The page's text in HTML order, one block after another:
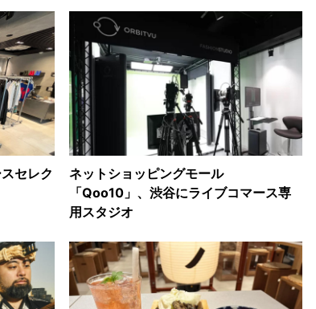
セレク
ネットショッピングモール
「Qoo10」、渋谷にライブコマース専
用スタジオ